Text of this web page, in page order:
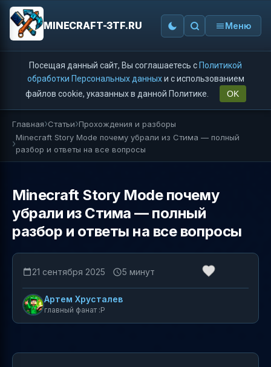
MINECRAFT-3TF.RU Меню
Посещая данный сайт, Вы соглашаетесь с Политикой
обработки Персональных данныхи с использованием
файлов cookie, указанных в данной Политике.
OK
Главная Статьи Прохождения и разборы
Minecraft Story Mode почему убрали из Стима — полный
разбор и ответы на все вопросы
Minecraft Story Mode почему
убрали из Стима — полный
разбор и ответы на все вопросы
21 сентября 2025 5 минут
Артем Хрусталев
главный фанат :P